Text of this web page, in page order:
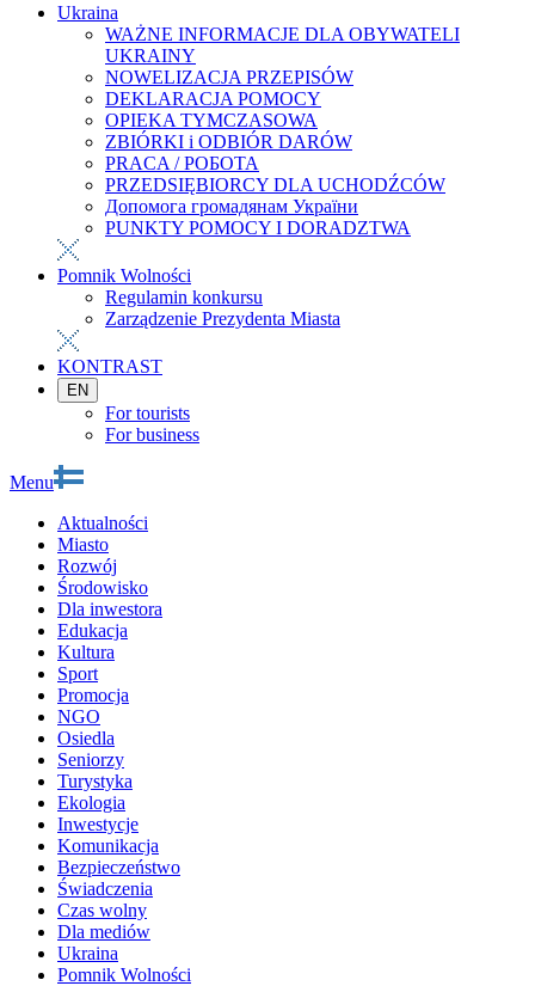
Ukraina
WAŻNE INFORMACJE DLA OBYWATELI
UKRAINY
NOWELIZACJA PRZEPISÓW
DEKLARACJA POMOCY
OPIEKA TYMCZASOWA
ZBIÓRKI i ODBIÓR DARÓW
PRACA / РОБОТА
PRZEDSIĘBIORCY DLA UCHODŹCÓW
Допомога громадянам України
PUNKTY POMOCY I DORADZTWA
Pomnik Wolności
Regulamin konkursu
Zarządzenie Prezydenta Miasta
KONTRAST
EN
For tourists
For business
Menu
Aktualności
Miasto
Rozwój
Środowisko
Dla inwestora
Edukacja
Kultura
Sport
Promocja
NGO
Osiedla
Seniorzy
Turystyka
Ekologia
Inwestycje
Komunikacja
Bezpieczeństwo
Świadczenia
Czas wolny
Dla mediów
Ukraina
Pomnik Wolności